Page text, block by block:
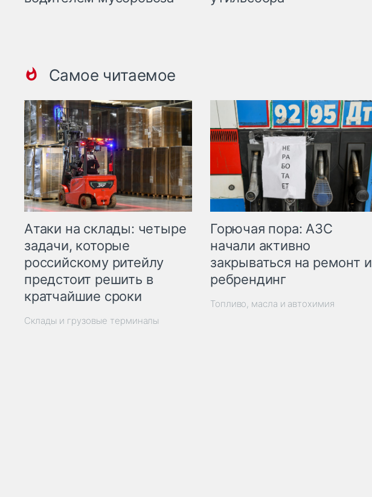
Самое читаемое
Атаки на склады: четыре
задачи, которые
российскому ритейлу
предстоит решить в
кратчайшие сроки
Склады и грузовые терминалы
Горючая пора: АЗС
начали активно
закрываться на ремонт и
ребрендинг
Топливо, масла и автохимия